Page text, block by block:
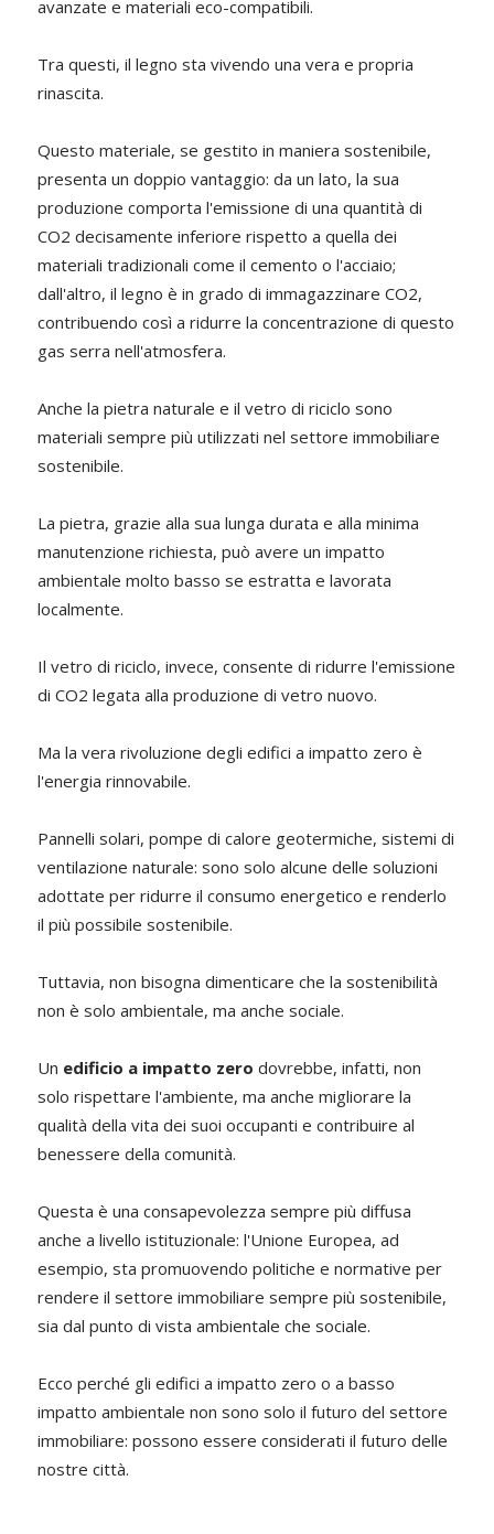
avanzate e materiali eco-compatibili.
Tra questi, il legno sta vivendo una vera e propria
rinascita.
Questo materiale, se gestito in maniera sostenibile,
presenta un doppio vantaggio: da un lato, la sua
produzione comporta l'emissione di una quantità di
CO2 decisamente inferiore rispetto a quella dei
materiali tradizionali come il cemento o l'acciaio;
dall'altro, il legno è in grado di immagazzinare CO2,
contribuendo così a ridurre la concentrazione di questo
gas serra nell'atmosfera.
Anche la pietra naturale e il vetro di riciclo sono
materiali sempre più utilizzati nel settore immobiliare
sostenibile.
La pietra, grazie alla sua lunga durata e alla minima
manutenzione richiesta, può avere un impatto
ambientale molto basso se estratta e lavorata
localmente.
Il vetro di riciclo, invece, consente di ridurre l'emissione
di CO2 legata alla produzione di vetro nuovo.
Ma la vera rivoluzione degli edifici a impatto zero è
l'energia rinnovabile.
Pannelli solari, pompe di calore geotermiche, sistemi di
ventilazione naturale: sono solo alcune delle soluzioni
adottate per ridurre il consumo energetico e renderlo
il più possibile sostenibile.
Tuttavia, non bisogna dimenticare che la sostenibilità
non è solo ambientale, ma anche sociale.
Un edificio a impatto zero dovrebbe, infatti, non
solo rispettare l'ambiente, ma anche migliorare la
qualità della vita dei suoi occupanti e contribuire al
benessere della comunità.
Questa è una consapevolezza sempre più diffusa
anche a livello istituzionale: l'Unione Europea, ad
esempio, sta promuovendo politiche e normative per
rendere il settore immobiliare sempre più sostenibile,
sia dal punto di vista ambientale che sociale.
Ecco perché gli edifici a impatto zero o a basso
impatto ambientale non sono solo il futuro del settore
immobiliare: possono essere considerati il futuro delle
nostre città.